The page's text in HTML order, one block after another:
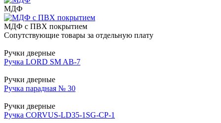
МДФ
МДФ с ПВХ покрытием
Сопутствующие товары за отдельную плату
Ручки дверные
Ручка LORD SM AB-7
Ручки дверные
Ручка парадная № 30
Ручки дверные
Ручка CORVUS-LD35-1SG-CP-1